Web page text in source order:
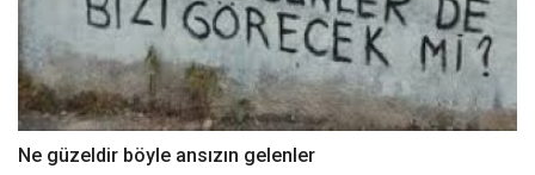
Ne güzeldir böyle ansızın gelenler